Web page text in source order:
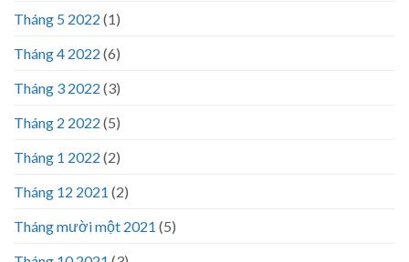
Tháng 5 2022 (1)
Tháng 4 2022 (6)
Tháng 3 2022 (3)
Tháng 2 2022 (5)
Tháng 1 2022 (2)
Tháng 12 2021 (2)
Tháng mười một 2021 (5)